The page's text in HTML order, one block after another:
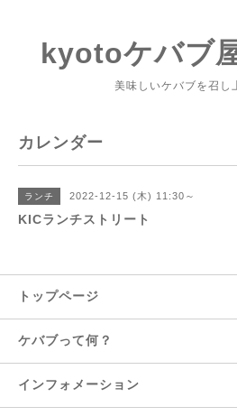
kyotoケバブ
美味しいケバブを召し
カレンダー
ランチ 2022-12-15 (木) 11:30～
KICランチストリート
トップページ
ケバブって何？
インフォメーション